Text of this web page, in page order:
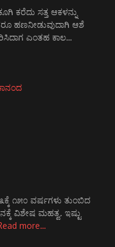
ಕರೆದು ಸತ್ತ ಆಕಳನ್ನು
ಹಣನೀಡುವುದಾಗಿ ಆಶೆ
ಎಂತಹ ಕಾಲ…
೧೫೦ ವರ್ಷಗಳು ತುಂಬಿದ
ವಿಶೇಷ ಮಹತ್ವ. ಇಷ್ಟು
more…